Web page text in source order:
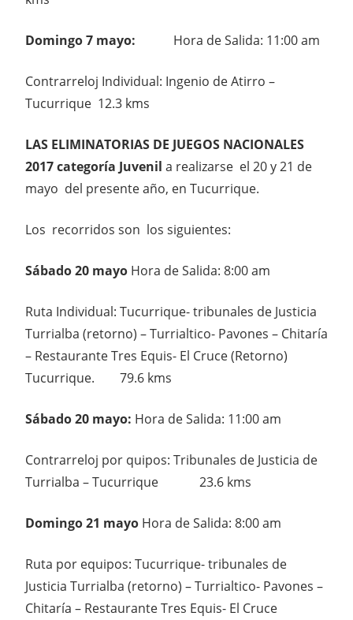
Domingo 7 mayo: Hora de Salida: 11:00 am
Contrarreloj Individual: Ingenio de Atirro –
Tucurrique 12.3 kms
LAS ELIMINATORIAS DE JUEGOS NACIONALES
2017 categoría Juvenil a realizarse el 20 y 21 de
mayo del presente año, en Tucurrique.
Los recorridos son los siguientes:
Sábado 20 mayo Hora de Salida: 8:00 am
Ruta Individual: Tucurrique- tribunales de Justicia
Turrialba (retorno) – Turrialtico- Pavones – Chitaría
– Restaurante Tres Equis- El Cruce (Retorno)
Tucurrique. 79.6 kms
Sábado 20 mayo: Hora de Salida: 11:00 am
Contrarreloj por quipos: Tribunales de Justicia de
Turrialba – Tucurrique 23.6 kms
Domingo 21 mayo Hora de Salida: 8:00 am
Ruta por equipos: Tucurrique- tribunales de
Justicia Turrialba (retorno) – Turrialtico- Pavones –
Chitaría – Restaurante Tres Equis- El Cruce